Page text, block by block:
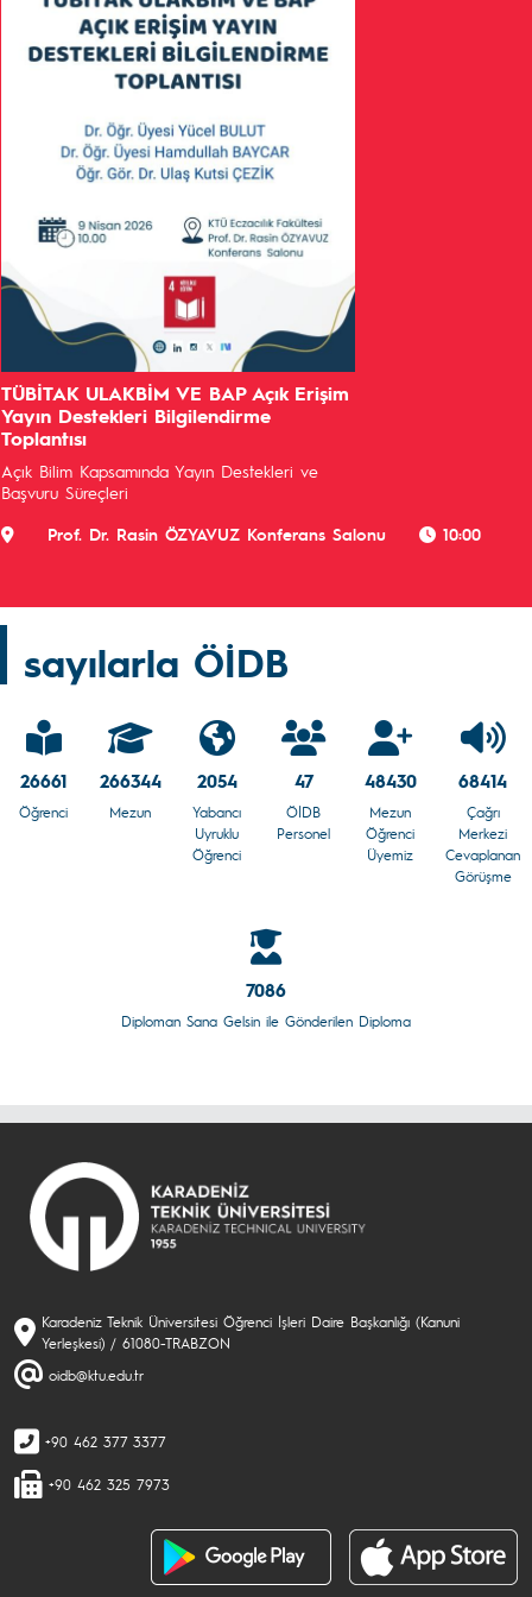
TÜBİTAK ULAKBİM VE BAP Açık Erişim
Yayın Destekleri Bilgilendirme
Toplantısı
Açık Bilim Kapsamında Yayın Destekleri ve
Başvuru Süreçleri
Prof. Dr. Rasin ÖZYAVUZ Konferans Salonu
10:00
sayılarla ÖİDB
26661
Öğrenci
266344
Mezun
2054
Yabancı
Uyruklu
Öğrenci
47
ÖİDB
Personel
48430
Mezun
Öğrenci
Üyemiz
68414
Çağrı
Merkezi
Cevaplanan
Görüşme
7086
Diploman Sana Gelsin ile Gönderilen Diploma
Karadeniz Teknik Üniversitesi Öğrenci İşleri Daire Başkanlığı (Kanuni
Yerleşkesi) / 61080-TRABZON
oidb@ktu.edu.tr
+90 462 377 3377
+90 462 325 7973